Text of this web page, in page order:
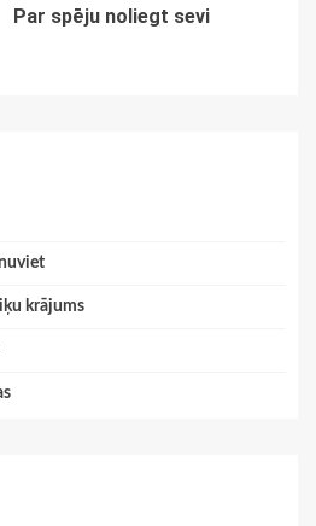
Par spēju noliegt sevi
krājums